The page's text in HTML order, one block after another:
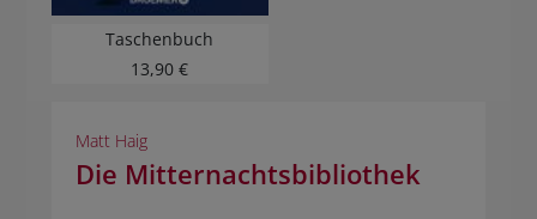
Taschenbuch
13,90 €
Matt Haig
Die Mitternachtsbibliothek